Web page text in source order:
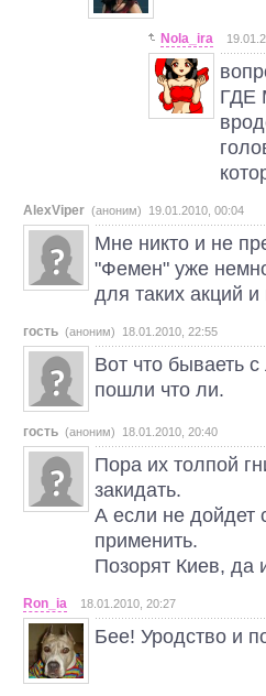
Nola_ira
ГДЕ
AlexViper (аноним) 19.01.2010, 00:04
Мне никто и не
"Фемен" уже
для таких акций и
гость (аноним) 18.01.2010, 22:55
Вот что бываеть
пошли что ли.
гость (аноним) 18.01.2010, 20:40
Пора их толпой
закидать.
А если не дойдет
применить.
Позорят Киев,
Ron_ia 18.01.2010, 20:27
Бее! Уродство и